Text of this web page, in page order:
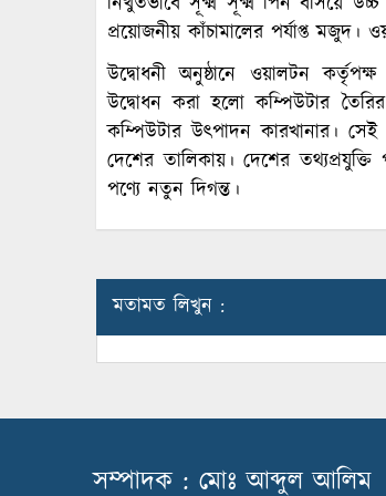
প্রয়োজনীয় কাঁচামালের পর্যাপ্ত মজুদ।
উদ্বোধনী অনুষ্ঠানে ওয়ালটন কর্তৃপক্ষ
উদ্বোধন করা হলো কম্পিউটার
কম্পিউটার উৎপাদন কারখানার।
দেশের তালিকায়। দেশের
পণ্যে নতুন দিগন্ত।
মতামত লিখুন :
সম্পাদক : মোঃ আব্দুল আলিম